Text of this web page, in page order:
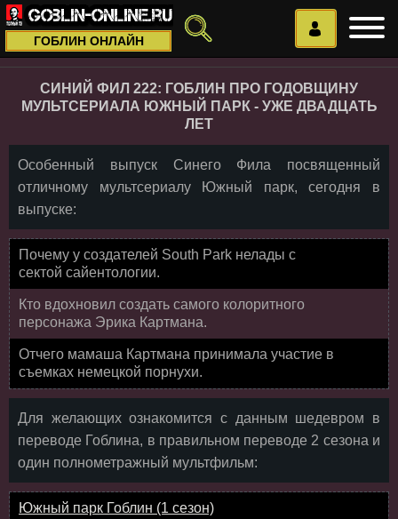
ГОБЛИН ОНЛАЙН
СИНИЙ ФИЛ 222: ГОБЛИН ПРО ГОДОВЩИНУ
МУЛЬТСЕРИАЛА ЮЖНЫЙ ПАРК - УЖЕ ДВАДЦАТЬ
ЛЕТ
Особенный выпуск Синего Фила посвященный
отличному мультсериалу Южный парк, сегодня в
выпуске:
Почему у создателей South Park нелады с
сектой сайентологии.
Кто вдохновил создать самого колоритного
персонажа Эрика Картмана.
Отчего мамаша Картмана принимала участие в
съемках немецкой порнухи.
Для желающих ознакомится с данным шедевром в
переводе Гоблина, в правильном переводе 2 сезона и
один полнометражный мультфильм:
Южный парк Гоблин (1 сезон)